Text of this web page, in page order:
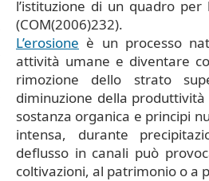
l’istituzione di un quadro
(COM(2006)232).
L’erosione è un processo
attività umane e diventare
rimozione dello strato
diminuzione della
sostanza organica e principi
intensa, durante
deflusso in canali può
coltivazioni, al patrimonio o a